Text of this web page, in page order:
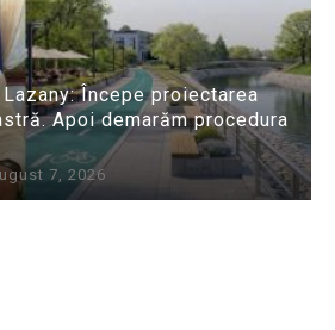
Începe proiectarea
Apoi demarăm procedura
7, 2026